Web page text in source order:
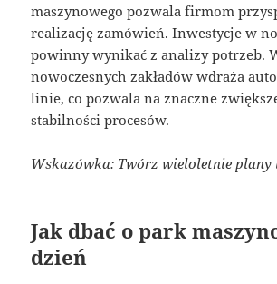
maszynowego pozwala firmom
realizację zamówień. Inwestycje w
powinny wynikać z analizy potrzeb.
nowoczesnych zakładów wdraża
linie, co pozwala na znaczne
stabilności procesów.
Wskazówka: Twórz wieloletnie plany
Jak dbać o park
dzień